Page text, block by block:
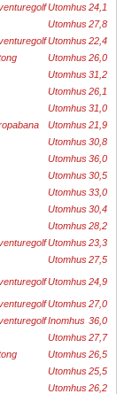
Utomhus24,1
Utomhus27,8
Utomhus22,4
Utomhus26,0
Utomhus31,2
Utomhus26,1
Utomhus31,0
Utomhus21,9
Utomhus30,8
Utomhus36,0
Utomhus30,5
Utomhus33,0
Utomhus30,4
Utomhus28,2
Utomhus23,3
Utomhus27,5
Utomhus24,9
Utomhus27,0
Inomhus 36,0
Utomhus27,7
Utomhus26,5
Utomhus25,5
Utomhus26,2